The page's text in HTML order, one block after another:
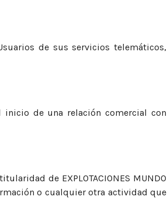
Usuarios de sus servicios telemáticos,
inicio de una relación comercial con
de EXPLOTACIONES MUNDO
o cualquier otra actividad que